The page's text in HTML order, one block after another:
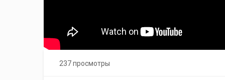
237 просмотры